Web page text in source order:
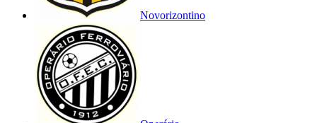
Novorizontino